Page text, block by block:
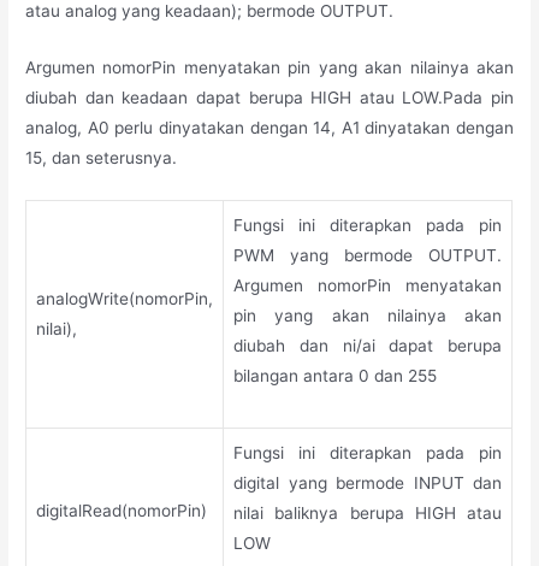
atau analog yang keadaan); bermode OUTPUT.
Argumen nomorPin menyatakan pin yang akan nilainya akan
diubah dan keadaan dapat berupa HIGH atau LOW.Pada pin
analog, A0 perlu dinyatakan dengan 14, A1 dinyatakan dengan
15, dan seterusnya.
analogWrite(nomorPin,
nilai),
Fungsi ini diterapkan pada pin
PWM yang bermode OUTPUT.
Argumen nomorPin menyatakan
pin yang akan nilainya akan
diubah dan ni/ai dapat berupa
bilangan antara 0 dan 255
digitalRead(nomorPin)
Fungsi ini diterapkan pada pin
digital yang bermode INPUT dan
nilai baliknya berupa HIGH atau
LOW